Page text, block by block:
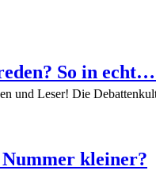
So in
und Leser! Die
Nummer kleiner?